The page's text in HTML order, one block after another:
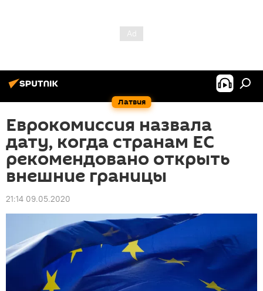
Латвия
Еврокомиссия назвала
дату, когда странам ЕС
рекомендовано открыть
внешние границы
21:14 09.05.2020